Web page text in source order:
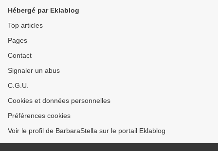
Hébergé par Eklablog
Top articles
Pages
Contact
Signaler un abus
C.G.U.
Cookies et données personnelles
Préférences cookies
Voir le profil de BarbaraStella sur le portail Eklablog